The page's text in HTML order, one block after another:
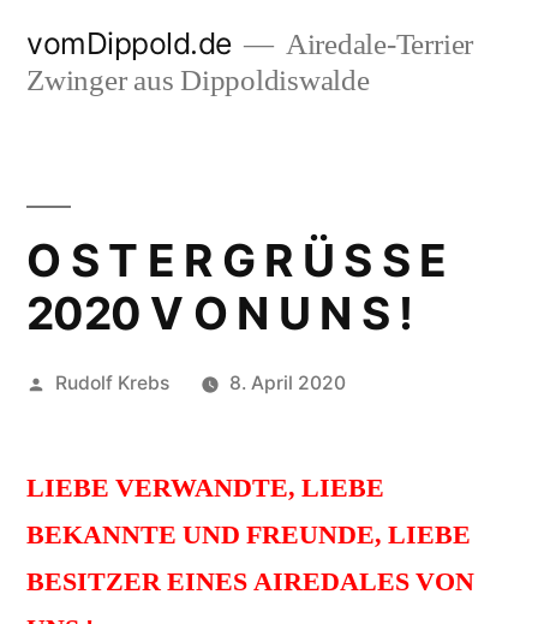
Inhalt
vomDippold.de
Airedale-Terrier
Zwinger aus Dippoldiswalde
O S T E R G R Ü S S E
2020 V O N U N S !
Veröffentlicht
Rudolf Krebs 8. April 2020
LIEBE VERWANDTE, LIEBE
BEKANNTE UND FREUNDE, LIEBE
BESITZER EINES AIREDALES VON